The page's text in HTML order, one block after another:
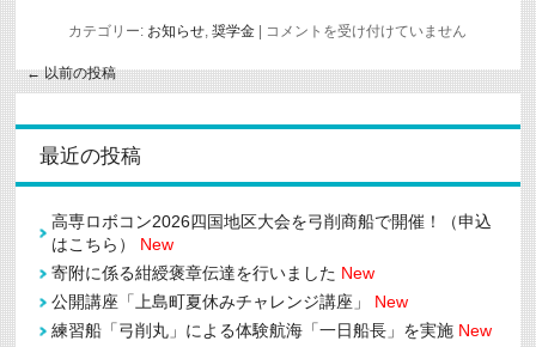
カテゴリー: お知らせ ,奨学金
2026
山
田
太
財
STEM（理
子
学
助
コメントを受け付けていません
←以前の投稿
最近の投稿
高専ロボコン2026四国地区大会を弓削商船で開催！（申込
はこちら） New
寄附に係る紺綬褒章伝達を行いました New
公開講座「上島町夏休みチャレンジ講座」
New
練習船「弓削丸」による体験航海「一日船長」を実施 New